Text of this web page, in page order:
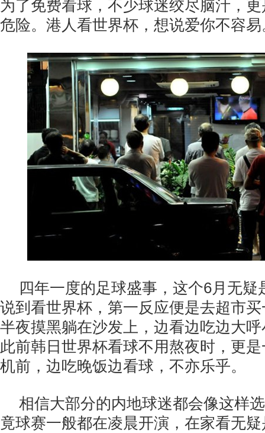
为了免费看球，不少球迷绞尽脑汁，
危险。港人看世界杯，想说爱你不容易
四年一度的足球盛事，这个6月无疑
说到看世界杯，第一反应便是去超市
半夜摸黑躺在沙发上，边看边吃边大
此前韩日世界杯看球不用熬夜时，更
机前，边吃晚饭边看球，不亦乐乎。
相信大部分的内地球迷都会像这样
竟球赛一般都在凌晨开演，在家看无